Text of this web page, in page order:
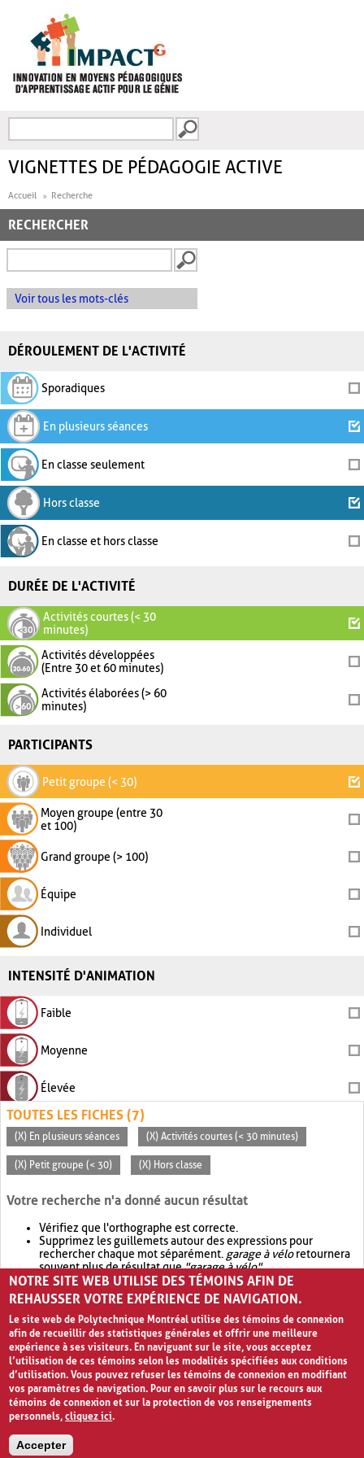
FORMULAIRE DE
VIGNETTES DE PÉDAGOGIE ACTIVE
Accueil Recherche
RECHERCHER
Voir tous les mots-clés
DÉROULEMENT DE L'ACTIVITÉ
Sporadiques
En plusieurs séances
En classe seulement
Hors classe
En classe et hors classe
DURÉE DE L'ACTIVITÉ
Activités courtes (< 30
minutes)
Activités développées
(Entre 30 et 60 minutes)
Activités élaborées (> 60
minutes)
PARTICIPANTS
Petit groupe (< 30)
Moyen groupe (entre 30
et 100)
Grand groupe (> 100)
Équipe
Individuel
INTENSITÉ D'ANIMATION
Faible
Moyenne
Élevée
TOUTES LES FICHES (7)
(X) En plusieurs séances (X) Activités courtes (< 30 minutes)
(X) Petit groupe (< 30) (X) Hors classe
Votre recherche n'a donné aucun résultat
Vérifiez que l'orthographe est correcte.
Supprimez les guillemets autour des expressions pour
rechercher chaque mot séparément. garage à véloretournera
souvent plus de résultat que"garage à vélo".
Envisagez d'élargir votre recherche avec OR.garage OR vélo
retournera souvent plus de résultat quegarage à vélo
NOTRE SITE WEB UTILISE DES TÉMOINS AFIN DE
REHAUSSER VOTRE EXPÉRIENCE DE NAVIGATION.
Le site web de Polytechnique Montréal utilise des témoins de connexion
afin de recueillir des statistiques générales et offrir une meilleure
expérience à ses visiteurs. En naviguant sur le site, vous acceptez
l’utilisation de ces témoins selon les modalités spécifiées aux conditions
d’utilisation. Vous pouvez refuser les témoins de connexion en modifiant
vos paramètres de navigation. Pour en savoir plus sur le recours aux
témoins de connexion et sur la protection de vos renseignements
personnels,cliquez ici.
Accepter